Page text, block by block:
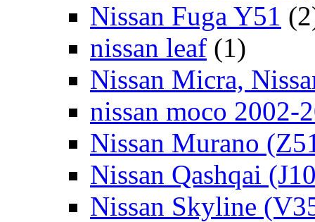
Nissan Fuga Y51
nissan leaf (1)
Nissan Micra,
nissan moco 2002-
Nissan Murano
Nissan Qashqai
Nissan Skyline